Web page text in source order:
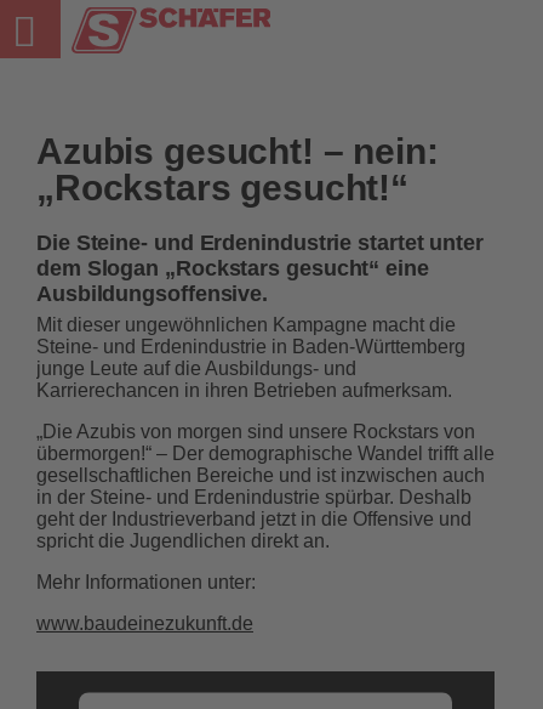
Natursteine und Deponie in Sindelfingen-Darmsheim
Unternehmensgruppe
Schäfer Naturstein
Schäfer Deponie
Neuigkeiten
Downloads
Azubis gesucht! – nein:
„Rockstars gesucht!“
Die Steine- und Erdenindustrie startet unter
dem Slogan „Rockstars gesucht“ eine
Ausbildungsoffensive.
Mit dieser ungewöhnlichen Kampagne macht die
Steine- und Erdenindustrie in Baden-Württemberg
junge Leute auf die Ausbildungs- und
Karrierechancen in ihren Betrieben aufmerksam.
„Die Azubis von morgen sind unsere Rockstars von
übermorgen!“ – Der demographische Wandel trifft alle
gesellschaftlichen Bereiche und ist inzwischen auch
in der Steine- und Erdenindustrie spürbar. Deshalb
geht der Industrieverband jetzt in die Offensive und
spricht die Jugendlichen direkt an.
Mehr Informationen unter:
www.baudeinezukunft.de